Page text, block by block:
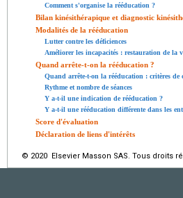
Comment s'organise la rééducation ?
Bilan kinésithérapique et diagnostic
Modalités de la rééducation
Lutter contre les déficiences
Améliorer les incapacités : restauration de la
Quand arrête-t-on la rééducation ?
Quand arrête-t-on la rééducation : critères de
Rythme et nombre de séances
Y a-t-il une indication de rééducation ?
Y a-t-il une rééducation différente dans les
Score d'évaluation
Déclaration de liens d'intérêts
© 2020 Elsevier Masson SAS. Tous droits